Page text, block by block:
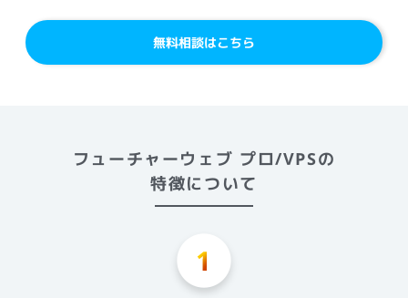
無料相談はこちら
フューチャーウェブ プロ/VPSの
特徴について